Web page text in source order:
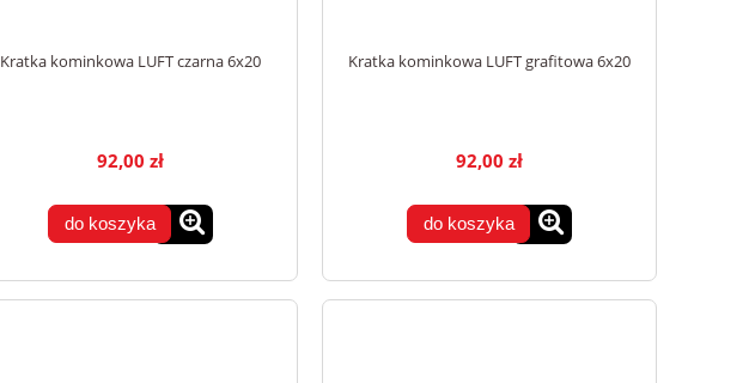
Kratka kominkowa LUFT czarna 6x20
92,00 zł
do koszyka
Kratka kominkowa LUFT grafitowa 6x20
92,00 zł
do koszyka